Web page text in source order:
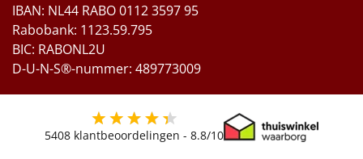
IBAN: NL44 RABO 0112 3597 95
Rabobank: 1123.59.795
BIC: RABONL2U
D-U-N-S®-nummer: 489773009
5408 klantbeoordelingen - 8.8/10